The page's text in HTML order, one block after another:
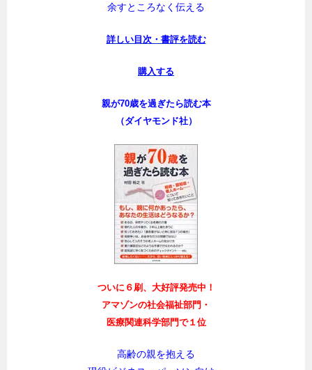
余すところなく伝える
詳しい目次・書評を読む
購入する
親が70歳を過ぎたら読む本
（ダイヤモンド社）
ついに６刷、大好評発売中！
アマゾンの社会福祉部門・
医療関連科学部門で１位
高齢の親を抱える